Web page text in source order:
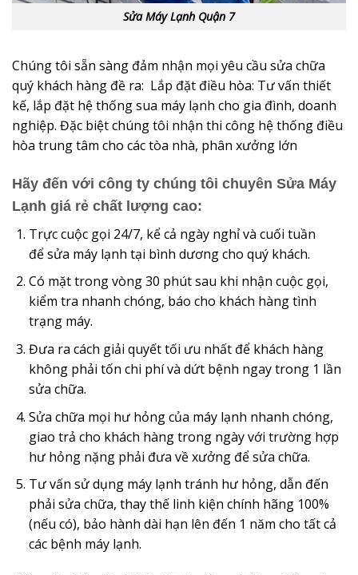
Sửa Máy Lạnh Quận 7
Chúng tôi sẵn sàng đảm nhận mọi yêu cầu sửa chữa
quý khách hàng đề ra: Lắp đặt điều hòa: Tư vấn thiết
kế, lắp đặt hệ thống sua máy lạnh cho gia đình, doanh
nghiệp. Đặc biệt chúng tôi nhận thi công hệ thống điều
hòa trung tâm cho các tòa nhà, phân xưởng lớn
Hãy đến với công ty chúng tôi chuyên Sửa Máy
Lạnh giá rẻ chất lượng cao:
Trực cuộc gọi 24/7, kể cả ngày nghỉ và cuối tuần
để sửa máy lạnh tại bình dương cho quý khách.
Có mặt trong vòng 30 phút sau khi nhận cuộc gọi,
kiểm tra nhanh chóng, báo cho khách hàng tình
trạng máy.
Đưa ra cách giải quyết tối ưu nhất để khách hàng
không phải tốn chi phí và dứt bệnh ngay trong 1 lần
sửa chữa.
Sửa chữa mọi hư hỏng của máy lạnh nhanh chóng,
giao trả cho khách hàng trong ngày với trường hợp
hư hỏng nặng phải đưa về xưởng để sửa chữa.
Tư vấn sử dụng máy lạnh tránh hư hỏng, dẫn đến
phải sửa chữa, thay thế linh kiện chính hãng 100%
(nếu có), bảo hành dài hạn lên đến 1 năm cho tất cả
các bệnh máy lạnh.